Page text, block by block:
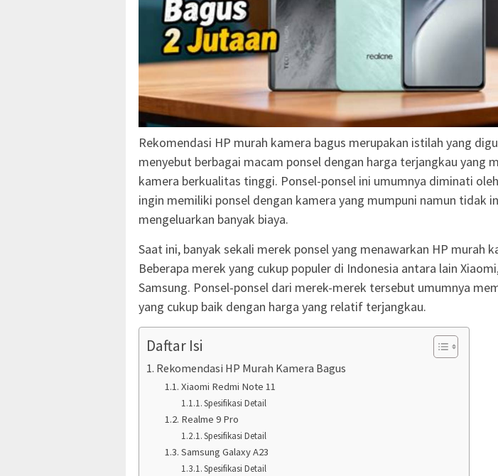
Rekomendasi HP murah kamera bagus merupakan istilah yang
menyebut berbagai macam ponsel dengan harga terjangkau yang
kamera berkualitas tinggi. Ponsel-ponsel ini umumnya diminati
ingin memiliki ponsel dengan kamera yang mumpuni namun tidak
mengeluarkan banyak biaya.
Saat ini, banyak sekali merek ponsel yang menawarkan HP murah
Beberapa merek yang cukup populer di Indonesia antara lain
Samsung. Ponsel-ponsel dari merek-merek tersebut umumnya
yang cukup baik dengan harga yang relatif terjangkau.
Daftar Isi
Rekomendasi HP Murah Kamera Bagus
Xiaomi Redmi Note 11
Spesifikasi Detail
Realme 9 Pro
Spesifikasi Detail
Samsung Galaxy A23
Spesifikasi Detail